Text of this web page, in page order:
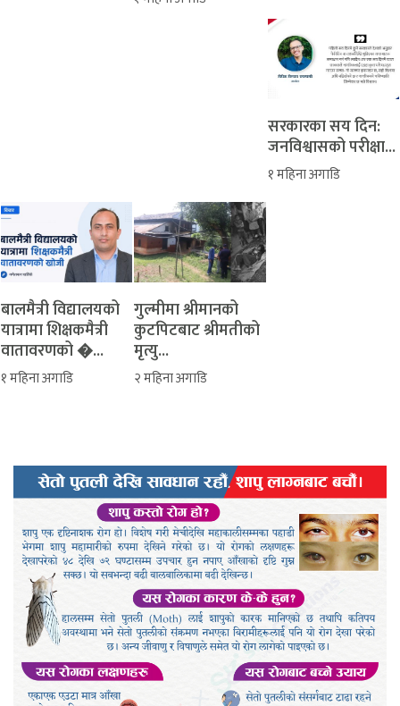
सरकारका सय दिन:
जनविश्वासको परीक्षा...
१ महिना अगाडि
बालमैत्री विद्यालयको
यात्रामा शिक्षकमैत्री
वातावरणको �...
१ महिना अगाडि
‎गुल्मीमा श्रीमानको
कुटपिटबाट श्रीमतीको
मृत्यु...
२ महिना अगाडि